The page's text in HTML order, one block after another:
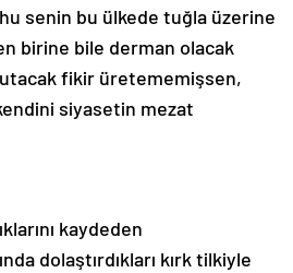
senin bu ülkede tuğla üzerine
birine bile derman olacak
fikir üretememişsen,
siyasetin mezat
kaydeden
dolaştırdıkları kırk tilkiyle